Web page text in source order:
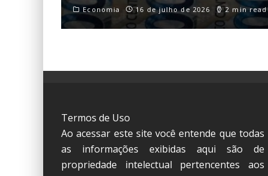
Economia 16 de julho de 2026 2 min read
Termos de Uso
Ao acessar este site você entende que todas
as informações exibidas aqui são de
propriedade intelectual pertencentes aos